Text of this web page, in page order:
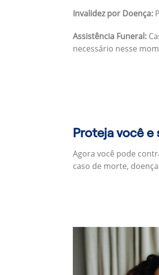
Invalidez por Doença:
Assistência Funeral:
necessário nesse
Proteja você e
Agora você pode
caso de morte,